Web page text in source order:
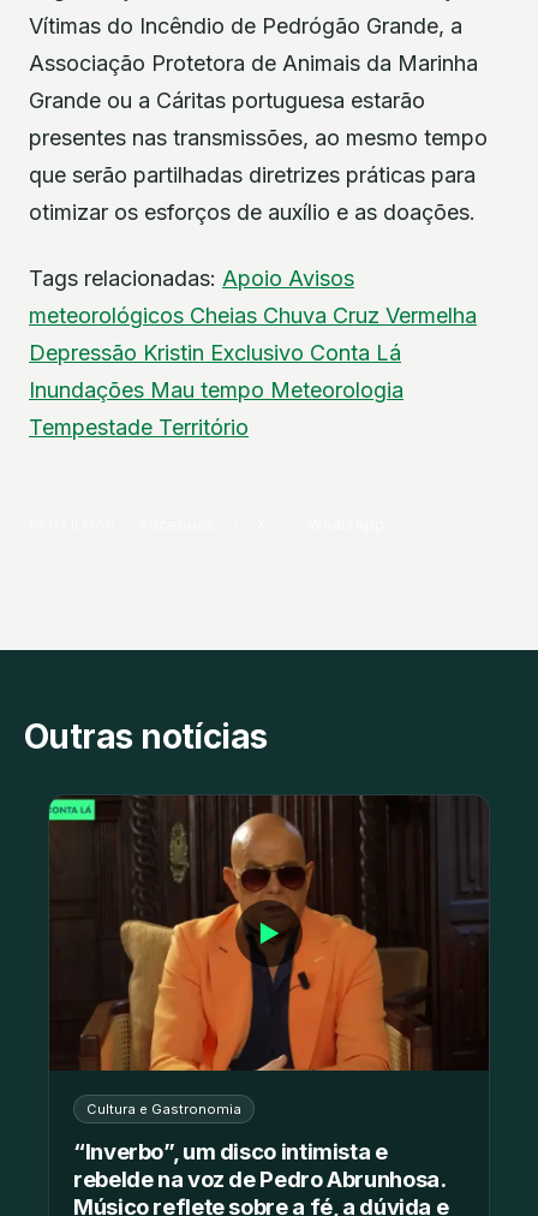
Vítimas do Incêndio de Pedrógão Grande, a
Associação Protetora de Animais da Marinha
Grande ou a Cáritas portuguesa estarão
presentes nas transmissões, ao mesmo tempo
que serão partilhadas diretrizes práticas para
otimizar os esforços de auxílio e as doações.
Tags relacionadas: Apoio Avisos
meteorológicos Cheias Chuva Cruz Vermelha
Depressão Kristin Exclusivo Conta Lá
Inundações Mau tempo Meteorologia
Tempestade Território
Outras notícias
▶
Cultura e Gastronomia
“Inverbo”, um disco intimista e
rebelde na voz de Pedro Abrunhosa.
Músico reflete sobre a fé, a dúvida e